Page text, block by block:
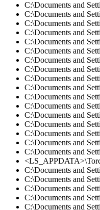
C:\Documents and
C:\Documents and
C:\Documents and
C:\Documents and
C:\Documents and
C:\Documents and
C:\Documents and
C:\Documents and
C:\Documents and
C:\Documents and
C:\Documents and
C:\Documents and
C:\Documents and
C:\Documents and
C:\Documents and
C:\Documents and
C:\Documents and
C:\Documents and
C:\Documents and
C:\Documents and
C:\Documents and
C:\Documents and